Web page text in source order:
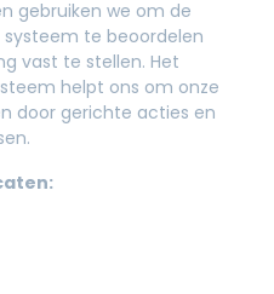
gebruiken we om de
te beoordelen
vast te stellen. Het
helpt ons om onze
door gerichte acties en